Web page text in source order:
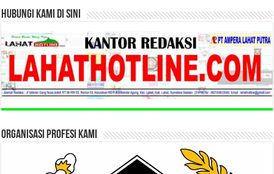
HUBUNGI KAMI DI SINI
ORGANISASI PROFESI KAMI